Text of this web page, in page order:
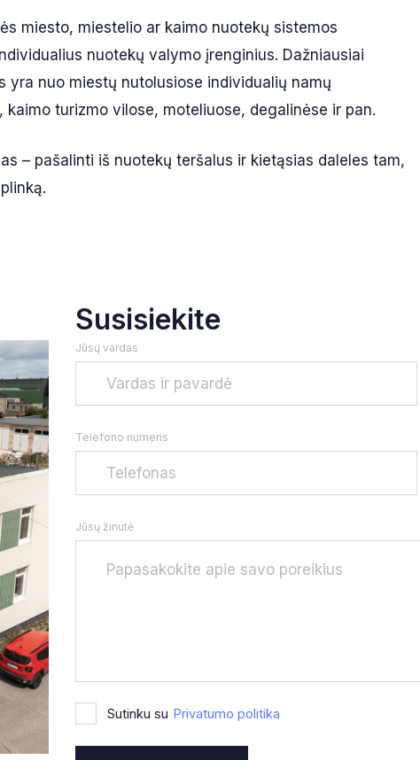
miesto, miestelio ar kaimo nuotekų sistemos
nuotekų valymo įrenginius. Dažniausiai
nuo miestų nutolusiose individualių namų
turizmo vilose, moteliuose, degalinėse ir pan.
– pašalinti iš nuotekų teršalus ir kietąsias daleles tam,
Susisiekite
Jūsų vardas
Telefono numeris
Jūsų žinutė
Sutinku su Privatumo politika